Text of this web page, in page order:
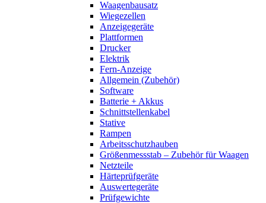
Waagenbausatz
Wiegezellen
Anzeigegeräte
Plattformen
Drucker
Elektrik
Fern-Anzeige
Allgemein (Zubehör)
Software
Batterie + Akkus
Schnittstellenkabel
Stative
Rampen
Arbeitsschutzhauben
Größenmessstab – Zubehör für Waagen
Netzteile
Härteprüfgeräte
Auswertegeräte
Prüfgewichte